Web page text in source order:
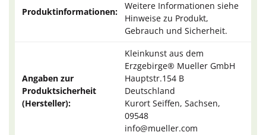
Produktinformationen:
Weitere Informationen siehe
Hinweise zu Produkt,
Gebrauch und Sicherheit.
Angaben zur
Produktsicherheit
(Hersteller):
Kleinkunst aus dem
Erzgebirge® Mueller GmbH
Hauptstr.154 B
Deutschland
Kurort Seiffen, Sachsen,
09548
info@mueller.com